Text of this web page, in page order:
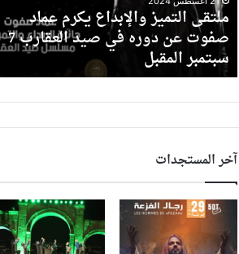
برابغ
تختتم
بطولة
كرة
القدم
المستقبل”
جامعة الملك عبد العزيز كلية الأعمال
برابغ تختتم بطولة كرة القدم ” نجوم
المستقبل”
آخر المستجدات